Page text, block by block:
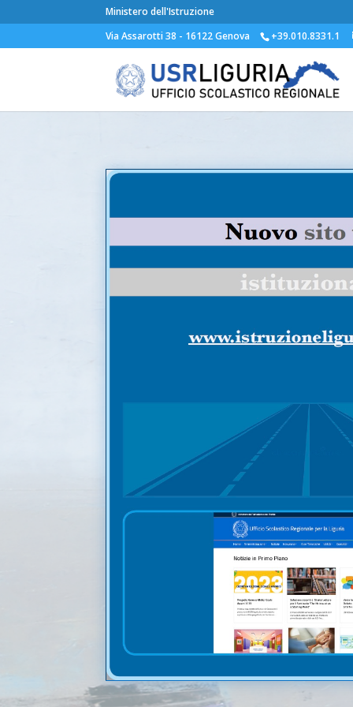
Ministero dell'Istruzione
Via Assarotti 38 - 16122 Genova
+39.010.8331.1
Ultima modifica il 4 Maggio 2023 daUfficio Comunicazione